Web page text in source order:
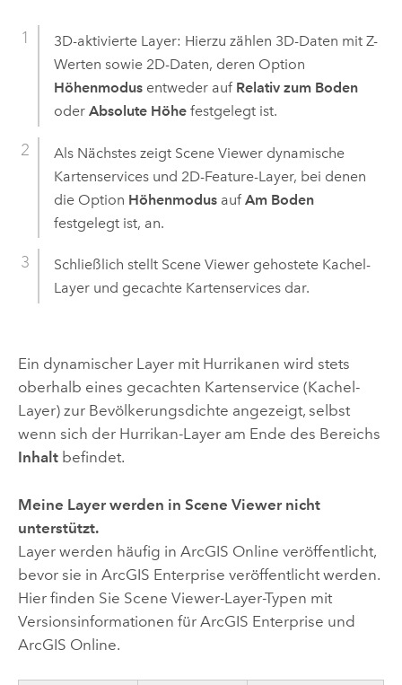
3D-aktivierte Layer: Hierzu zählen 3D-Daten mit Z-
Werten sowie 2D-Daten, deren Option
Höhenmodusentweder auf Relativ zum Boden
oder Absolute Höhefestgelegt ist.
Als Nächstes zeigt Scene Viewerdynamische
Kartenservices und 2D-Feature-Layer, bei denen
die Option Höhenmodusauf Am Boden
festgelegt ist, an.
Schließlich stellt Scene Viewergehostete Kachel-
Layer und gecachte Kartenservices dar.
Ein dynamischer Layer mit Hurrikanen wird stets
oberhalb eines gecachten Kartenservice (Kachel-
Layer) zur Bevölkerungsdichte angezeigt, selbst
wenn sich der Hurrikan-Layer am Ende des Bereichs
Inhaltbefindet.
Meine Layer werden in Scene Viewernicht
unterstützt.
Layer werden häufig in ArcGIS Online veröffentlicht,
bevor sie in ArcGIS Enterprise veröffentlicht werden.
Hier finden Sie Scene Viewer-Layer-Typen mit
Versionsinformationen für ArcGIS Enterprise und
ArcGIS Online.